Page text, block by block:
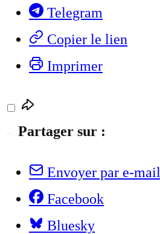
Telegram
Copier le lien
Imprimer
Partager sur :
Envoyer par e-mail
Facebook
Bluesky